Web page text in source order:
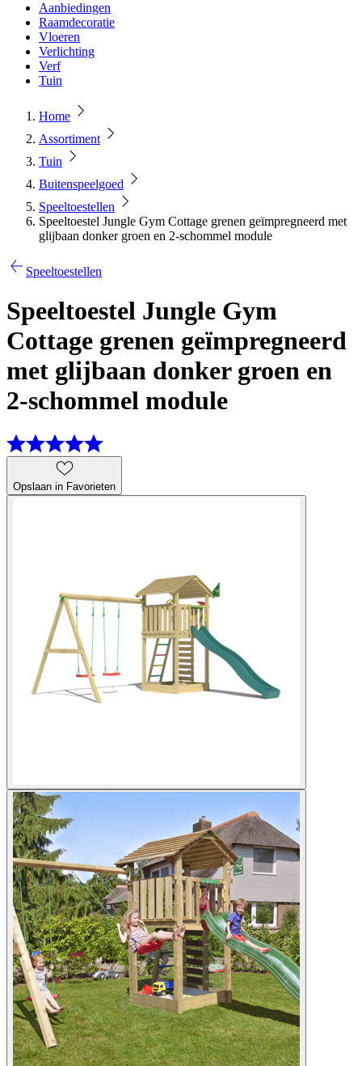
Aanbiedingen
Raamdecoratie
Vloeren
Verlichting
Verf
Tuin
Home
Assortiment
Tuin
Buitenspeelgoed
Speeltoestellen
Speeltoestel Jungle Gym Cottage grenen geïmpregneerd met
glijbaan donker groen en 2-schommel module
Speeltoestellen
Speeltoestel Jungle Gym
Cottage grenen geïmpregneerd
met glijbaan donker groen en
2-schommel module
Opslaan in Favorieten